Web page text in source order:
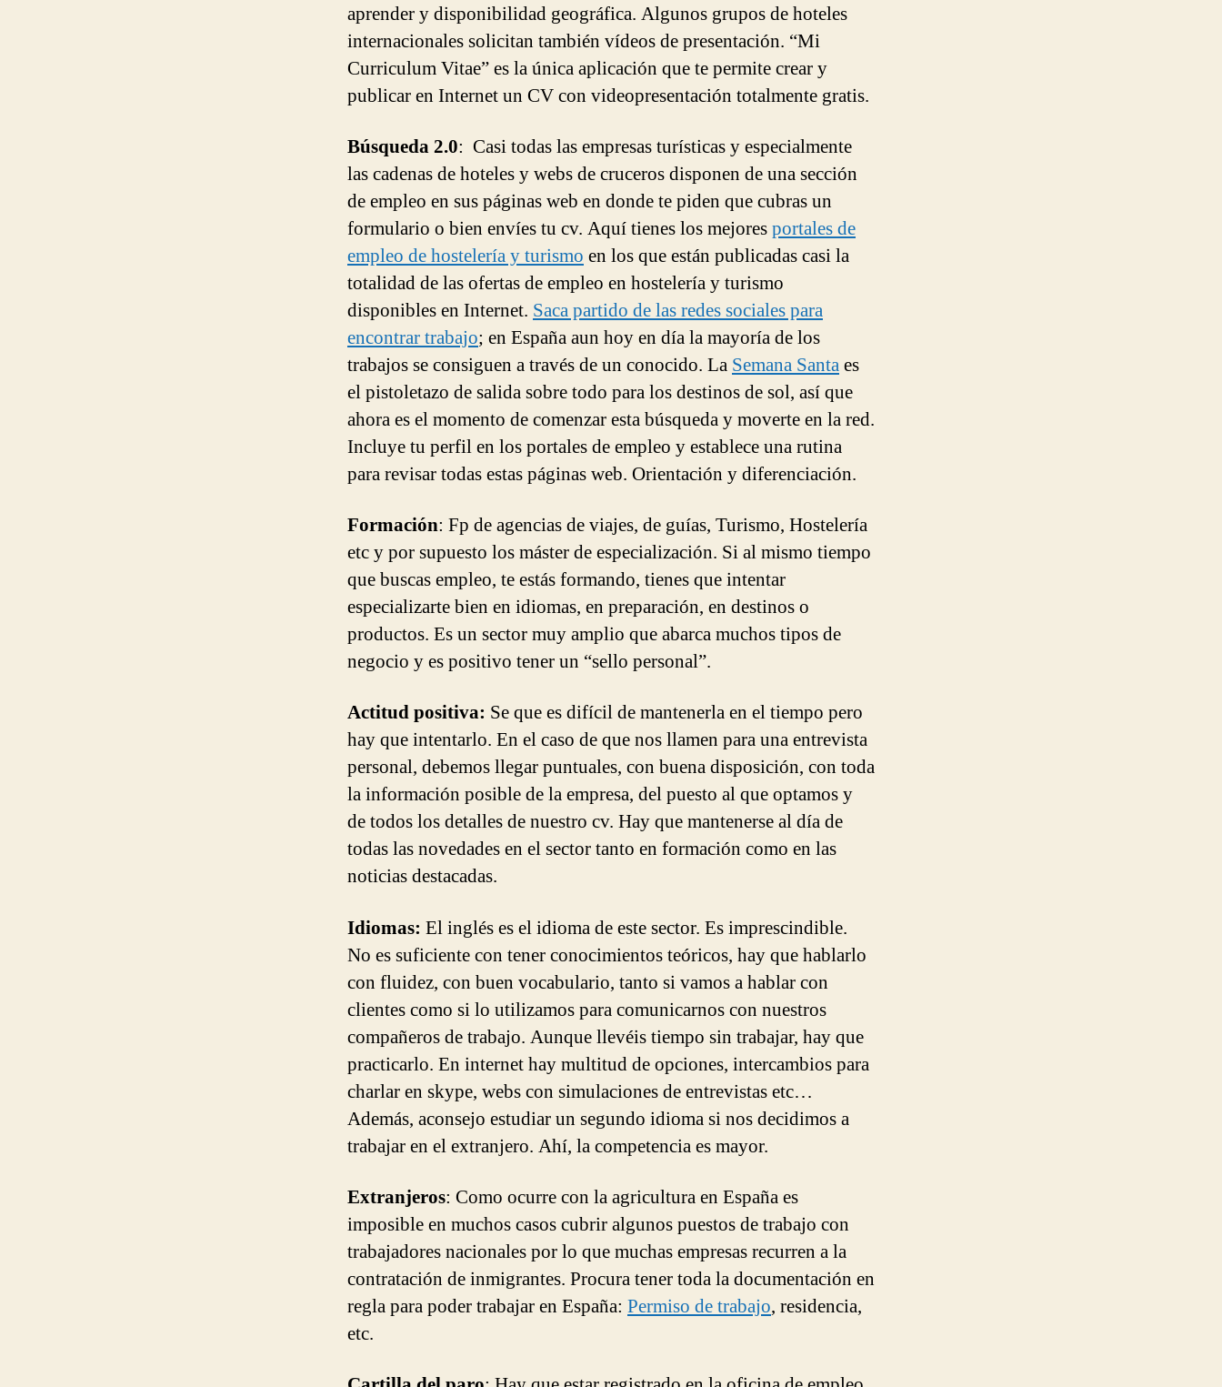
aprender y disponibilidad geográfica. Algunos grupos de hoteles
internacionales solicitan también vídeos de presentación. “Mi
Curriculum Vitae” es la única aplicación que te permite crear y
publicar en Internet un CV con videopresentación totalmente gratis.
Búsqueda 2.0: Casi todas las empresas turísticas y especialmente
las cadenas de hoteles y webs de cruceros disponen de una sección
de empleo en sus páginas web en donde te piden que cubras un
formulario o bien envíes tu cv. Aquí tienes los mejoresportales de
empleo de hostelería y turismo en los que están publicadas casi la
totalidad de las ofertas de empleo en hostelería y turismo
disponibles en Internet. Saca partido de las redes sociales para
encontrar trabajo; en España aun hoy en día la mayoría de los
trabajos se consiguen a través de un conocido. La Semana Santaes
el pistoletazo de salida sobre todo para los destinos de sol, así que
ahora es el momento de comenzar esta búsqueda y moverte en la red.
Incluye tu perfil en los portales de empleo y establece una rutina
para revisar todas estas páginas web. Orientación y diferenciación.
Formación: Fp de agencias de viajes, de guías, Turismo, Hostelería
etc y por supuesto los máster de especialización. Si al mismo tiempo
que buscas empleo, te estás formando, tienes que intentar
especializarte bien en idiomas, en preparación, en destinos o
productos. Es un sector muy amplio que abarca muchos tipos de
negocio y es positivo tener un “sello personal”.
Actitud positiva: Se que es difícil de mantenerla en el tiempo pero
hay que intentarlo. En el caso de que nos llamen para una entrevista
personal, debemos llegar puntuales, con buena disposición, con toda
la información posible de la empresa, del puesto al que optamos y
de todos los detalles de nuestro cv. Hay que mantenerse al día de
todas las novedades en el sector tanto en formación como en las
noticias destacadas.
Idiomas: El inglés es el idioma de este sector. Es imprescindible.
No es suficiente con tener conocimientos teóricos, hay que hablarlo
con fluidez, con buen vocabulario, tanto si vamos a hablar con
clientes como si lo utilizamos para comunicarnos con nuestros
compañeros de trabajo. Aunque llevéis tiempo sin trabajar, hay que
practicarlo. En internet hay multitud de opciones, intercambios para
charlar en skype, webs con simulaciones de entrevistas etc…
Además, aconsejo estudiar un segundo idioma si nos decidimos a
trabajar en el extranjero. Ahí, la competencia es mayor.
Extranjeros: Como ocurre con la agricultura en España es
imposible en muchos casos cubrir algunos puestos de trabajo con
trabajadores nacionales por lo que muchas empresas recurren a la
contratación de inmigrantes. Procura tener toda la documentación en
regla para poder trabajar en España: Permiso de trabajo, residencia,
etc.